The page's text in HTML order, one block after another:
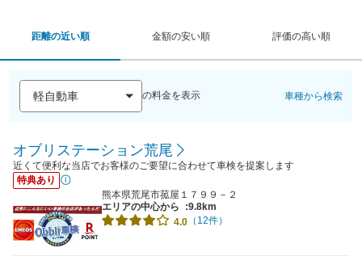
距離の近い順 金額の安い順 評価の高い順
の料金を表示 車種から検索
オブリステーション荒尾
近くて便利な当店でお客様のご要望に合わせて車検を提案します
特典あり
熊本県荒尾市菰屋１７９９－２
エリアの中心から
:9.8km
4.0 （12件）